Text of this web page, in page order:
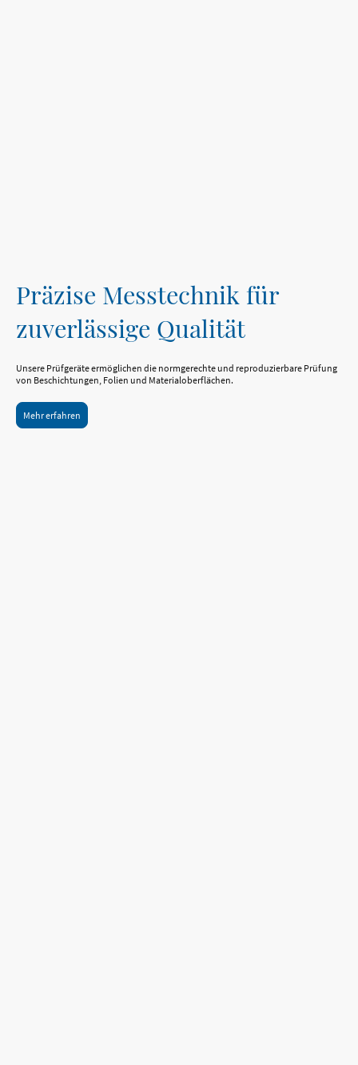
Präzise Messtechnik für
zuverlässige Qualität
Unsere Prüfgeräte ermöglichen die normgerechte und reproduzierbare Prüfung
von Beschichtungen, Folien und Materialoberflächen.
Mehr erfahren